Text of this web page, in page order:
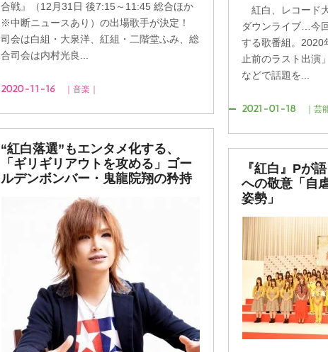
紅白、レコード
ダウンライブ…今
する歌番組。2020
止前のラスト出演
などで話題を...
2021-01-18 ｜芸
合戦』（12月31日 後7:15～11:45 総合ほか
※中断ニュースあり）の出場歌手が決定！
司会は白組・大泉洋、紅組・二階堂ふみ、総
合司会は内村光良...
2020-11-16 ｜音楽｜
“紅白落選”もエンタメ化する、
「ギリギリアウトを攻める」ゴー
ルデンボンバー・鬼龍院翔の矜持
『紅白』Pが
への敬意「自
姿勢」